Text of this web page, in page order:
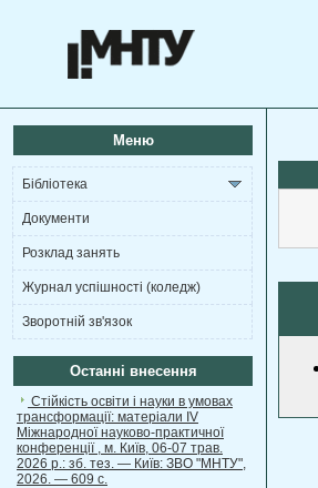
Меню
Бібліотека
Документи
Розклад занять
Журнал успішності (коледж)
Зворотній зв'язок
Останні внесення
Стійкість освіти і науки в умовах
трансформації: матеріали ІV
Міжнародної науково-практичної
конференції , м. Київ, 06-07 трав.
2026 р.: зб. тез. — Київ: ЗВО "МНТУ",
2026. — 609 с.